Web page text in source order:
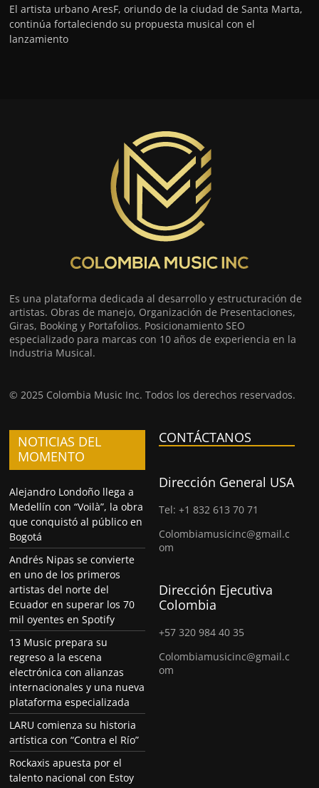
El artista urbano AresF, oriundo de la ciudad de Santa Marta,
continúa fortaleciendo su propuesta musical con el
lanzamiento
Es una plataforma dedicada al desarrollo y estructuración de
artistas. Obras de manejo, Organización de Presentaciones,
Giras, Booking y Portafolios. Posicionamiento SEO
especializado para marcas con 10 años de experiencia en la
Industria Musical.
© 2025 Colombia Music Inc. Todos los derechos reservados.
NOTICIAS DEL
MOMENTO
Alejandro Londoño llega a
Medellín con “Voilà”, la obra
que conquistó al público en
Bogotá
Andrés Nipas se convierte
en uno de los primeros
artistas del norte del
Ecuador en superar los 70
mil oyentes en Spotify
13 Music prepara su
regreso a la escena
electrónica con alianzas
internacionales y una nueva
plataforma especializada
LARU comienza su historia
artística con “Contra el Río”
Rockaxis apuesta por el
talento nacional con Estoy
CONTÁCTANOS
Dirección General USA
Tel: +1 832 613 70 71
Colombiamusicinc@gmail.c
om
Dirección Ejecutiva
Colombia
+57 320 984 40 35
Colombiamusicinc@gmail.c
om